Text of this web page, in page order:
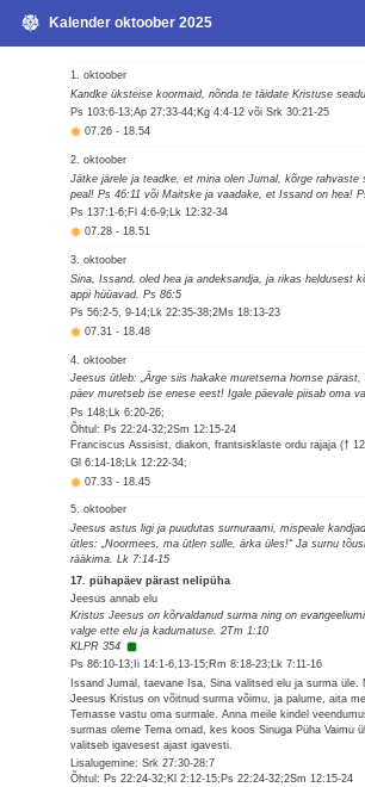
Kalender oktoober 2025
1. oktoober
Kandke üksteise koormaid, nõnda te täidate Kristuse
Ps 103:6-13;Ap 27:33-44;Kg 4:4-12 või Srk 30:21-25
07.26-18.54
2. oktoober
Jätke järele ja teadke, et mina olen Jumal, kõrge rahvaste
peal! Ps 46:11 või Maitske ja vaadake, et Issand on hea!
Ps 137:1-6;Fl 4:6-9;Lk 12:32-34
07.28- 18.51
3. oktoober
Sina, Issand, oled hea ja andeksandja, ja rikas heldusest
appi hüüavad. Ps 86:5
Ps 56:2-5, 9-14;Lk 22:35-38;2Ms 18:13-23
07.31- 18.48
4. oktoober
Jeesus ütleb: „Ärge siis hakake muretsema homse
päev muretseb ise enese eest! Igale päevale piisab oma
Ps 148;Lk 6:20-26;
Õhtul: Ps 22:24-32;2Sm 12:15-24
Franciscus Assisist, diakon, frantsisklaste ordu rajaja (†
Gl 6:14-18;Lk 12:22-34;
07.33- 18.45
5. oktoober
Jeesus astus ligi ja puudutas surnuraami, mispeale
ütles: „Noormees, ma ütlen sulle, ärka üles!“ Ja surnu
rääkima. Lk 7:14-15
17. pühapäev pärast nelipüha
Jeesus annab elu
Kristus Jeesus on kõrvaldanud surma ning on
valge ette elu ja kadumatuse. 2Tm 1:10
KLPR 354
Ps 86:10-13;Ii 14:1-6,13-15;Rm 8:18-23;Lk 7:11-16
Issand Jumal, taevane Isa, Sina valitsed elu ja surma üle.
Jeesus Kristus on võitnud surma võimu, ja palume, aita
Temasse vastu oma surmale. Anna meile kindel
surmas oleme Tema omad, kes koos Sinuga Püha Vaimu
valitseb igavesest ajast igavesti.
Lisalugemine: Srk 27:30-28:7
Õhtul: Ps 22:24-32;Kl 2:12-15;Ps 22:24-32;2Sm 12:15-24